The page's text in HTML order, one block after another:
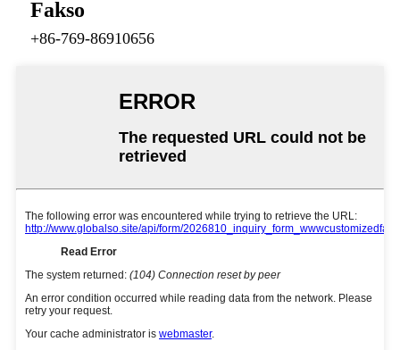
Fakso
+86-769-86910656